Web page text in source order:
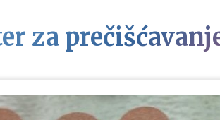
za